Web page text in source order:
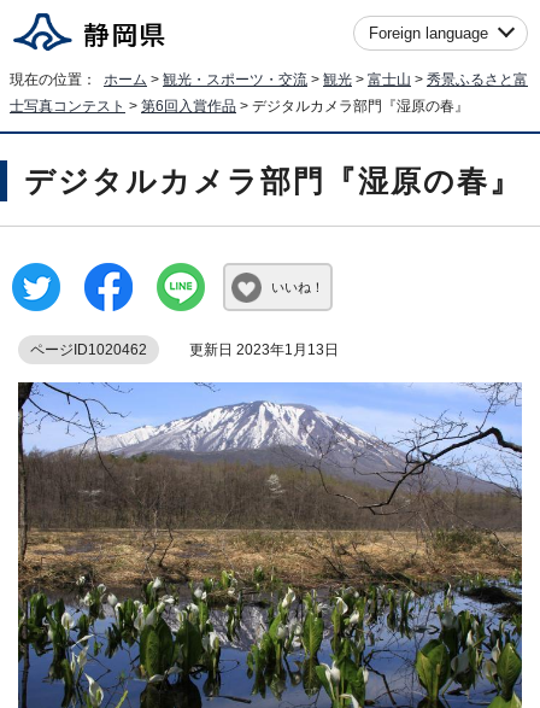
Foreign language
現在の位置： ホーム > 観光・スポーツ・交流 > 観光 > 富士山 > 秀景ふるさと富
士写真コンテスト > 第6回入賞作品 > デジタルカメラ部門『湿原の春』
デジタルカメラ部門『湿原の春』
いいね！
ページID1020462 更新日 2023年1月13日